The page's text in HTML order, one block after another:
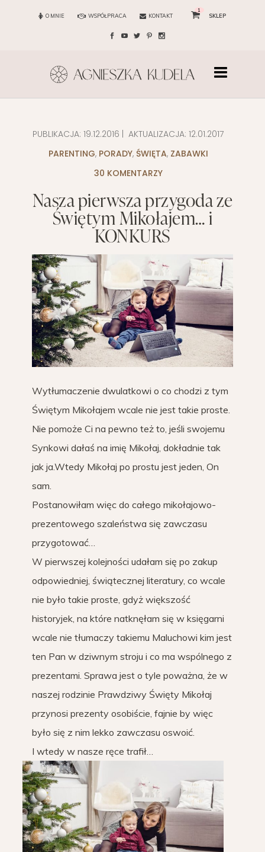
O MNIE WSPÓŁPRACA KONTAKT
1
SKLEP
PUBLIKACJA: 19.12.2016 | AKTUALIZACJA: 12.01.2017
PARENTING, PORADY, ŚWIĘTA, ZABAWKI
30 KOMENTARZY
Nasza pierwsza przygoda ze
Świętym Mikołajem… i
KONKURS
Wytłumaczenie dwulatkowi o co chodzi z tym
Świętym Mikołajem wcale nie jest takie proste.
Nie pomoże Ci na pewno też to, jeśli swojemu
Synkowi dałaś na imię Mikołaj, dokładnie tak
jak ja.Wtedy Mikołaj po prostu jest jeden, On
sam.
Postanowiłam więc do całego mikołajowo-
prezentowego szaleństwa się zawczasu
przygotować…
W pierwszej kolejności udałam się po zakup
odpowiedniej, świątecznej literatury, co wcale
nie było takie proste, gdyż większość
historyjek, na które natknęłam się w księgarni
wcale nie tłumaczy takiemu Maluchowi kim jest
ten Pan w dziwnym stroju i co ma wspólnego z
prezentami. Sprawa jest o tyle poważna, że w
naszej rodzinie Prawdziwy Święty Mikołaj
przynosi prezenty osobiście, fajnie by więc
było się z nim lekko zawczasu oswoić.
I wtedy w nasze ręce trafił…